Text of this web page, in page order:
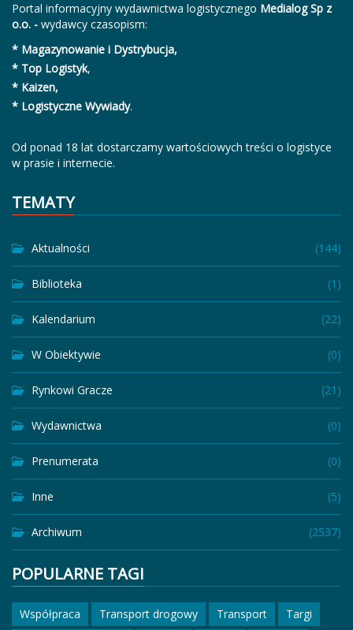
Portal informacyjny wydawnictwa logistycznego Medialog Sp z
o.o. - wydawcy czasopism:
* Magazynowanie i Dystrybucja,
* Top Logistyk,
* Kaizen,
* Logistyczne Wywiady.
Od ponad 18 lat dostarczamy wartościowych treści o logistyce
w prasie i internecie.
TEMATY
Aktualności (144)
Biblioteka (1)
Kalendarium (22)
W Obiektywie (0)
Rynkowi Gracze (21)
Wydawnictwa (0)
Prenumerata (0)
Inne (5)
Archiwum (2537)
POPULARNE TAGI
Współpraca Transport drogowy Transport
Targi